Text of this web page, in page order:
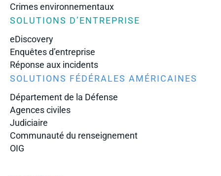
Crimes environnementaux
SOLUTIONS D’ENTREPRISE
eDiscovery
Enquêtes d’entreprise
Réponse aux incidents
SOLUTIONS FÉDÉRALES AMÉRICAINES
Département de la Défense
Agences civiles
Judiciaire
Communauté du renseignement
OIG